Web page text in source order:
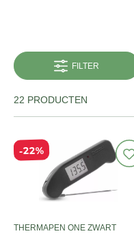
FILTER
22 PRODUCTEN
22%
THERMAPEN ONE ZWART